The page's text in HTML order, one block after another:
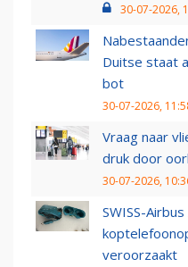
30-07-2026,
Duitse staat
bot
30-07-2026,
Vraag naar
druk door
30-07-2026,
SWISS-
veroorzaakt